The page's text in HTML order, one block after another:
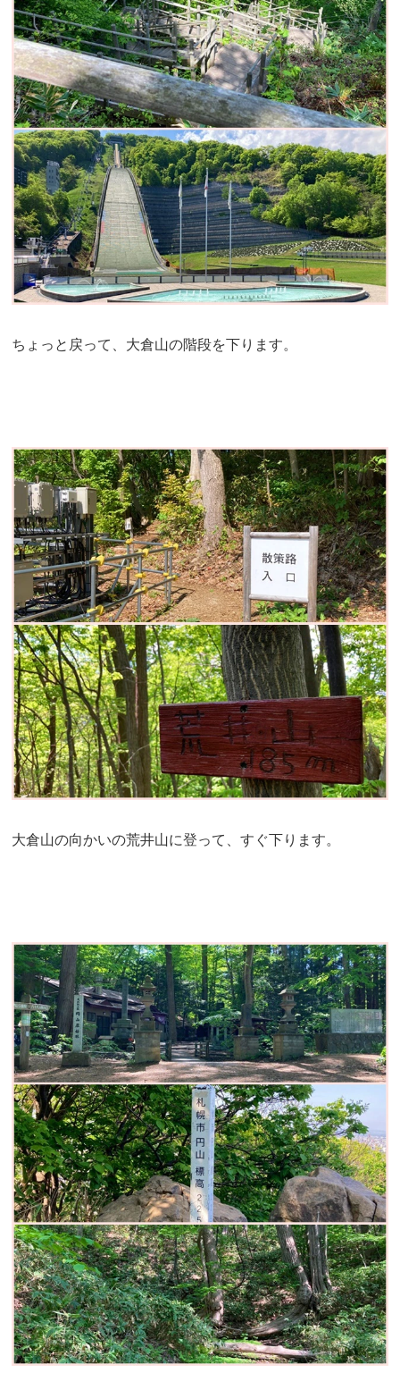
ちょっと戻って、大倉山の階段を下ります。
大倉山の向かいの荒井山に登って、すぐ下ります。